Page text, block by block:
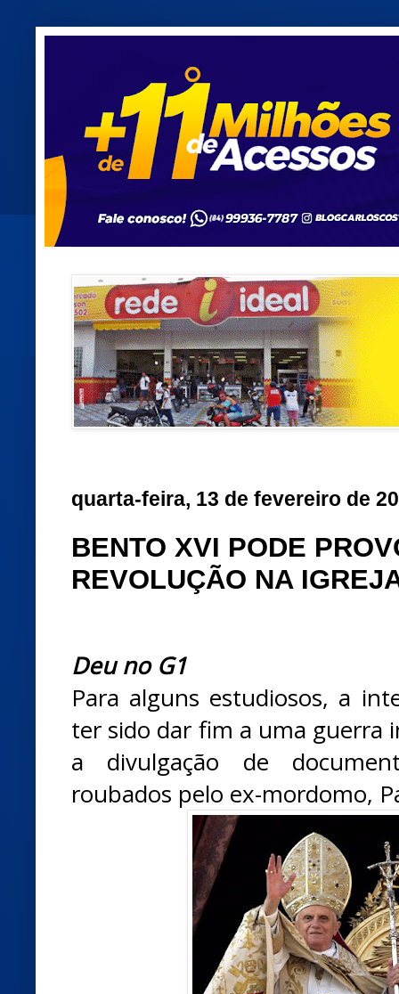
quarta-feira, 13 de fevereiro de
BENTO XVI PODE
REVOLUÇÃO NA
Deu no G1
Para alguns estudiosos, a
ter sido dar fim a uma guerra
a divulgação de
roubados pelo ex-mordomo,